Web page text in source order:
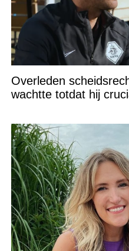
Overleden
wachtte totdat hij